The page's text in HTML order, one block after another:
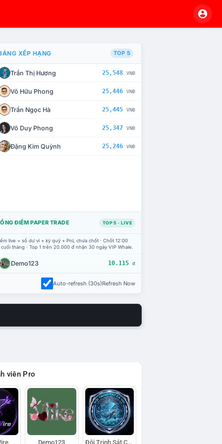
CHẾ TÀI XỬ LÝ VI PHẠM
XẾP HẠNG TOP 5
Trần Thị Hương 25,548 VNĐ
Võ Hữu Phong 25,446 VNĐ
Trần Ngọc Hà 25,445 VNĐ
Võ Duy Phong 25,347 VNĐ
Đặng Kim Quỳnh 25,246 VNĐ
ĐIỂM PAPER TRADE TOP 5 · LIVE
live = số dư ví + ký quỹ + PnL chưa chốt · Chốt 12:00
tháng · Top 1 trên 20.000 đ nhận 30 ngày VIP Whale.
Demo123 10.115 đ
Auto-refresh (30s)Refresh Now
viên Pro
Demo123 Đội Trinh Sát Cá Voi